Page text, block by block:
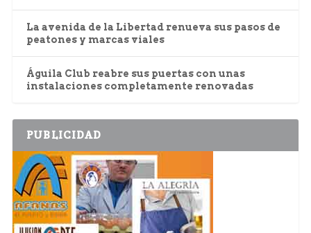
La avenida de la Libertad renueva sus pasos de
peatones y marcas viales
Águila Club reabre sus puertas con unas
instalaciones completamente renovadas
PUBLICIDAD